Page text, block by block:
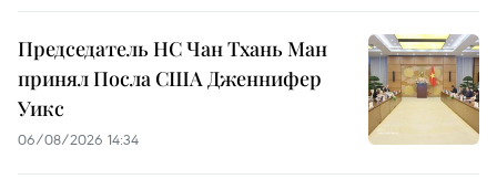
Председатель НС Чан Тхань Ман
принял Посла США Дженнифер
Уикс
06/08/2026 14:34